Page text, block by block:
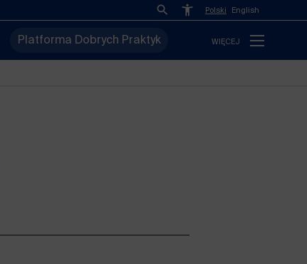
Polski English
Platforma Dobrych Praktyk WIĘCEJ